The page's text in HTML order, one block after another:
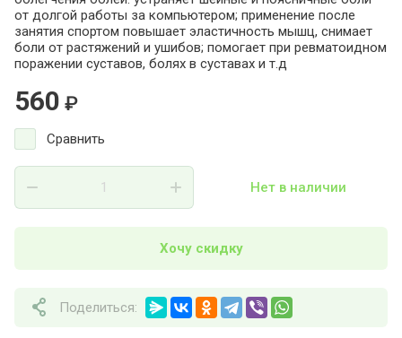
от долгой работы за компьютером; применение после
занятия спортом повышает эластичность мышц, снимает
боли от растяжений и ушибов; помогает при ревматоидном
поражении суставов, болях в суставах и т.д
560 ₽
Сравнить
Нет в наличии
Хочу скидку
Поделиться: